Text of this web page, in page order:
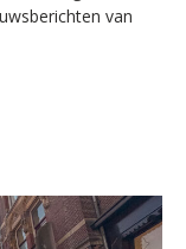
van